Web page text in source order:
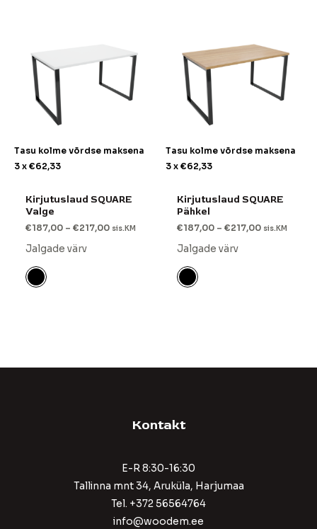
Tasu kolme võrdse maksena
3 x €62,33
Kirjutuslaud SQUARE
Valge
€187,00 –€217,00 sis.KM
Jalgade värv
Tasu kolme võrdse maksena
3 x €62,33
Kirjutuslaud SQUARE
Pähkel
€187,00 –€217,00 sis.KM
Jalgade värv
Kontakt
E-R 8:30-16:30
Tallinna mnt 34, Aruküla, Harjumaa
Tel. +372 56564764
info@woodem.ee